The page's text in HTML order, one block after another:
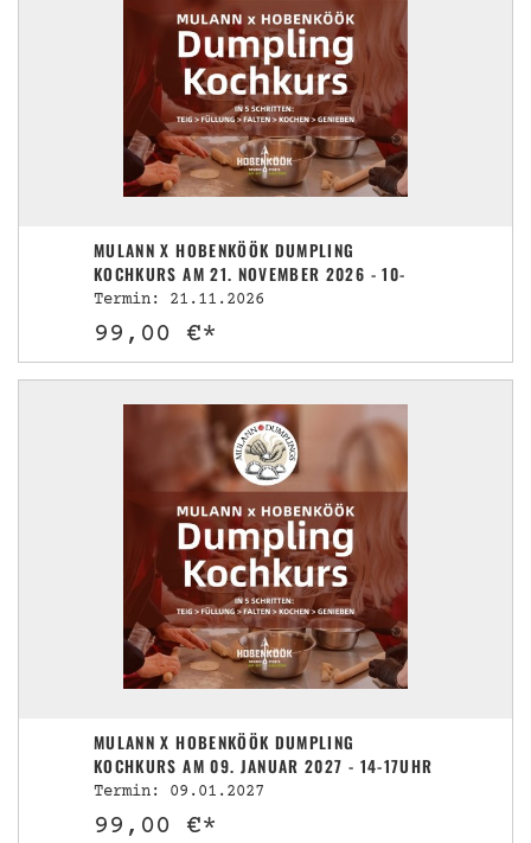
MULANN X HOBENKÖÖK DUMPLING
KOCHKURS AM 21. NOVEMBER 2026 - 10-
13UHR
Termin: 21.11.2026
99,00 €*
MULANN X HOBENKÖÖK DUMPLING
KOCHKURS AM 09. JANUAR 2027 - 14-17UHR
Termin: 09.01.2027
99,00 €*